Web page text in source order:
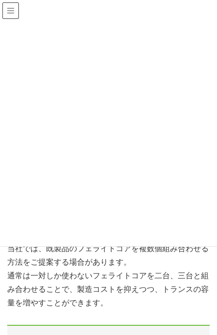
当社では、既製品のフェライトコアを複数個組み合わせる
方法をご提案する場合があります。
通常は一対しか使わないフェライトコアを二台、三台と組
み合わせることで、製造コストを抑えつつ、トランスの容
量を増やすことができます。